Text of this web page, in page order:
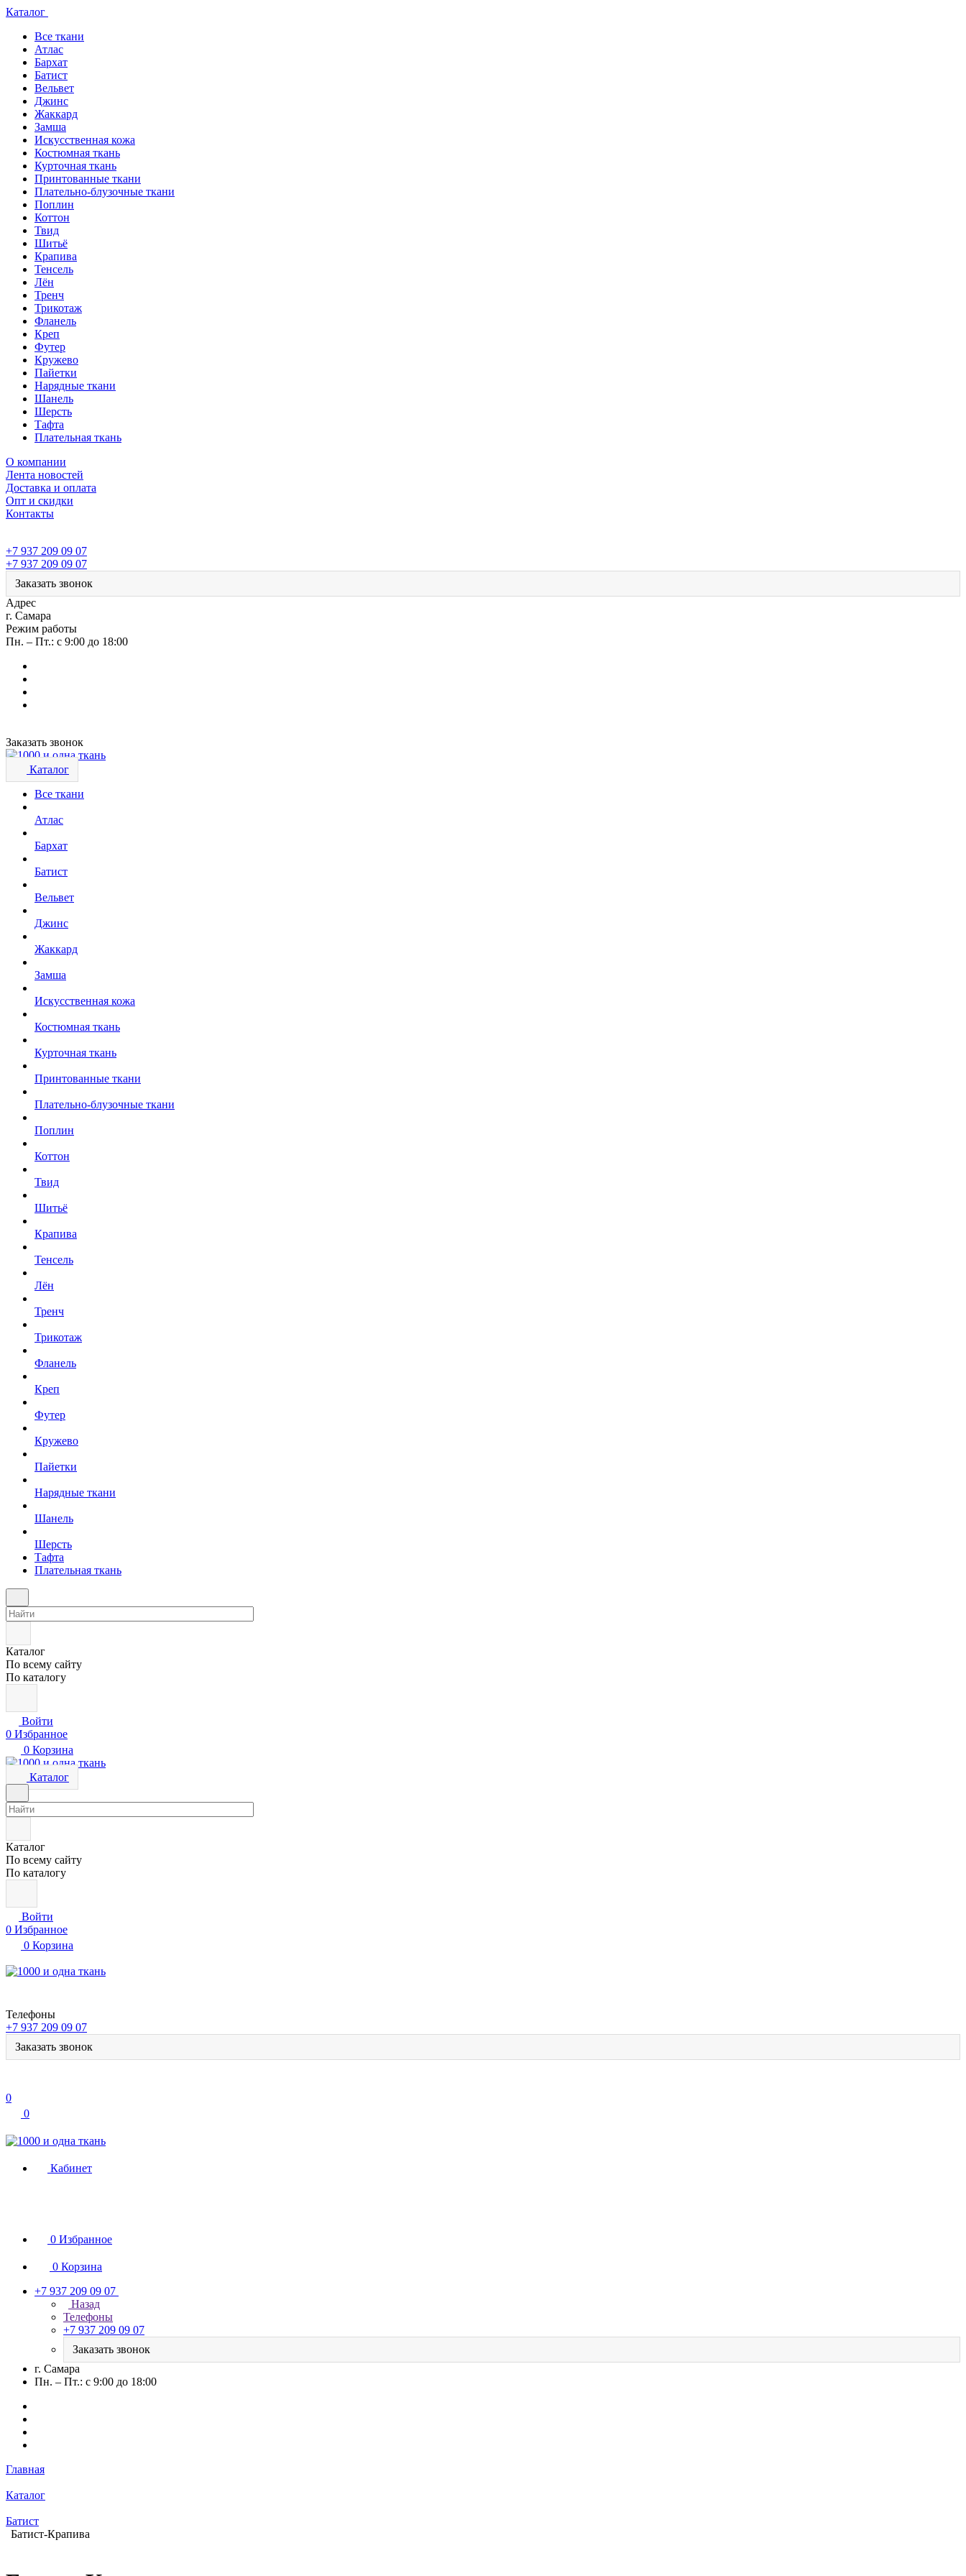
Каталог
Все ткани
Атлас
Бархат
Батист
Вельвет
Джинс
Жаккард
Замша
Искусственная кожа
Костюмная ткань
Курточная ткань
Принтованные ткани
Плательно-блузочные ткани
Поплин
Коттон
Твид
Шитьё
Крапива
Тенсель
Лён
Тренч
Трикотаж
Фланель
Креп
Футер
Кружево
Пайетки
Нарядные ткани
Шанель
Шерсть
Тафта
Плательная ткань
О компании
Лента новостей
Доставка и оплата
Опт и скидки
Контакты
+7 937 209 09 07
+7 937 209 09 07
Заказать звонок
Адрес
г. Самара
Режим работы
Пн. – Пт.: с 9:00 до 18:00
Заказать звонок
Каталог
Все ткани
Атлас
Бархат
Батист
Вельвет
Джинс
Жаккард
Замша
Искусственная кожа
Костюмная ткань
Курточная ткань
Принтованные ткани
Плательно-блузочные ткани
Поплин
Коттон
Твид
Шитьё
Крапива
Тенсель
Лён
Тренч
Трикотаж
Фланель
Креп
Футер
Кружево
Пайетки
Нарядные ткани
Шанель
Шерсть
Тафта
Плательная ткань
Каталог
По всему сайту
По каталогу
Войти
0 Избранное
0 Корзина
Каталог
Каталог
По всему сайту
По каталогу
Войти
0 Избранное
0 Корзина
Телефоны
+7 937 209 09 07
Заказать звонок
0
0
Кабинет
0 Избранное
0 Корзина
+7 937 209 09 07
Назад
Телефоны
+7 937 209 09 07
Заказать звонок
г. Самара
Пн. – Пт.: с 9:00 до 18:00
Главная
Каталог
Батист
Батист-Крапива